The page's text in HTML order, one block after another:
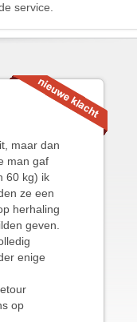
service.
maar dan
man gaf
60 kg) ik
ze een
herhaling
geven.
enige
op